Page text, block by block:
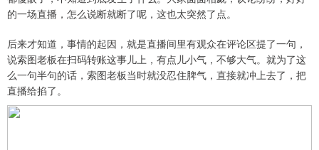
的一场直播，怎么说断就断了呢，这也太突然了点。
后来才知道，事情的起因，就是直播间里有观众在评论区提了一句，
说索图老板在扫码转账这事儿上，有点儿小气，不够大气。就为了这
么一句半句的话，索图老板当时就没忍住脾气，直接就冲上去了，把
直播给掐了。